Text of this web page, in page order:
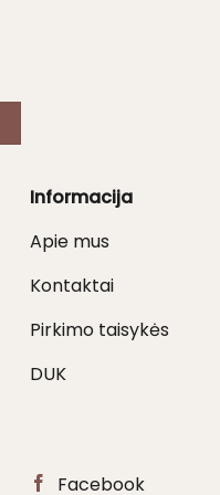
Informacija
Apie mus
Kontaktai
Pirkimo taisykės
DUK
Facebook